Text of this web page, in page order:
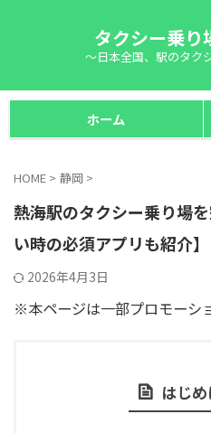
タクシー乗り
～日本全国、駅のタク
ホーム
HOME > 静岡 >
熱海駅のタクシー乗り場
い時の必須アプリも紹介】
2026年4月3日
※本ページは一部プロモーシ
はじめ